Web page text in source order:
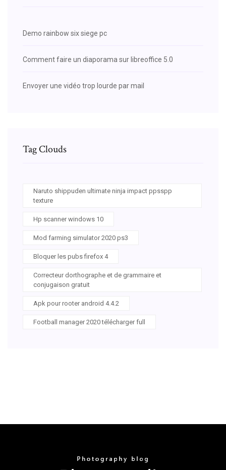
Demo rainbow six siege pc
Comment faire un diaporama sur libreoffice 5.0
Envoyer une vidéo trop lourde par mail
Tag Clouds
Naruto shippuden ultimate ninja impact ppsspp
texture
Hp scanner windows 10
Mod farming simulator 2020 ps3
Bloquer les pubs firefox 4
Correcteur dorthographe et de grammaire et
conjugaison gratuit
Apk pour rooter android 4.4.2
Football manager 2020 télécharger full